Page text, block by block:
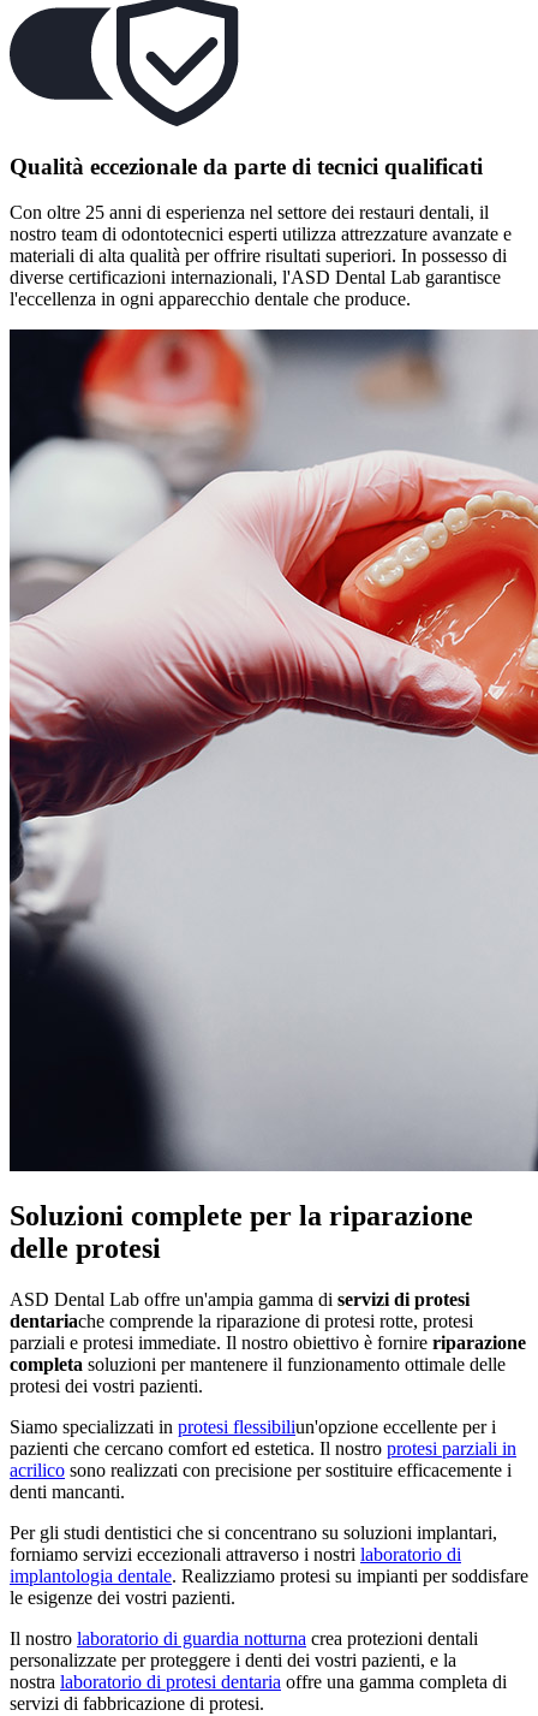
Qualità eccezionale da parte di tecnici qualificati
Con oltre 25 anni di esperienza nel settore dei restauri dentali, il
nostro team di odontotecnici esperti utilizza attrezzature avanzate e
materiali di alta qualità per offrire risultati superiori. In possesso di
diverse certificazioni internazionali, l'ASD Dental Lab garantisce
l'eccellenza in ogni apparecchio dentale che produce.
Soluzioni complete per la riparazione
delle protesi
ASD Dental Lab offre un'ampia gamma di servizi di protesi
dentariache comprende la riparazione di protesi rotte, protesi
parziali e protesi immediate. Il nostro obiettivo è fornire riparazione
completa soluzioni per mantenere il funzionamento ottimale delle
protesi dei vostri pazienti.
Siamo specializzati in protesi flessibiliun'opzione eccellente per i
pazienti che cercano comfort ed estetica. Il nostro protesi parziali in
acrilico sono realizzati con precisione per sostituire efficacemente i
denti mancanti.
Per gli studi dentistici che si concentrano su soluzioni implantari,
forniamo servizi eccezionali attraverso i nostri laboratorio di
implantologia dentale. Realizziamo protesi su impianti per soddisfare
le esigenze dei vostri pazienti.
Il nostro laboratorio di guardia notturna crea protezioni dentali
personalizzate per proteggere i denti dei vostri pazienti, e la
nostra laboratorio di protesi dentaria offre una gamma completa di
servizi di fabbricazione di protesi.